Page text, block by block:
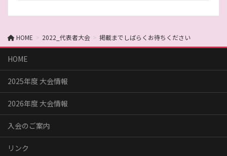
HOME 2022_代表者大会 掲載までしばらくお待ちください
HOME
2025年度 大会情報
2026年度 大会情報
入会のご案内
リンク